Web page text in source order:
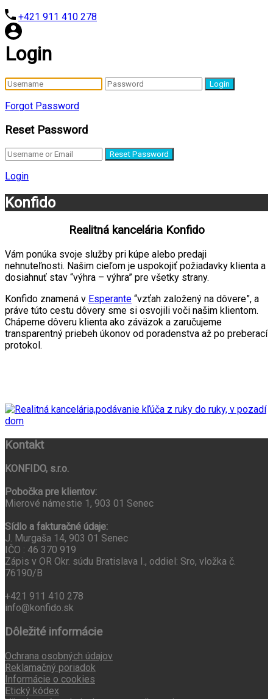
+421 911 410 278
Login
Login
Forgot Password
Reset Password
Reset Password
Login
Konfido
Realitná kancelária Konfido
Vám ponúka svoje služby pri kúpe alebo predaji
nehnuteľnosti. Našim cieľom je uspokojiť požiadavky klienta a
dosiahnuť stav “výhra – výhra” pre všetky strany.
Konfido znamená v Esperante “vzťah založený na dôvere”, a
práve túto cestu dôvery sme si osvojili voči našim klientom.
Chápeme dôveru klienta ako záväzok a zaručujeme
transparentný priebeh úkonov od poradenstva až po preberací
protokol.
Kontakt
KONFIDO, s.r.o.
Pobočka pre klientov:
Mierové námestie 1, 903 01 Senec
Sídlo a fakturačné údaje:
J. Murgaša 14, 903 01 Senec
IČO : 46 370 919
Zápis v OR Okr. súdu Bratislava I., oddiel: Sro, vložka č.
76190/B
+421 911 410 278
info@konfido.sk
Dôležité informácie
Ochrana osobných údajov
Reklamačný poriadok
Informácie o cookies
Etický kódex